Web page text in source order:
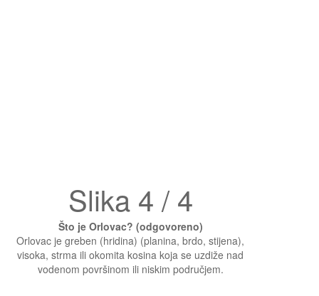
Slika 4 / 4
Što je Orlovac? (odgovoreno)
Orlovac je greben (hridina) (planina, brdo, stijena),
visoka, strma ili okomita kosina koja se uzdiže nad
vodenom površinom ili niskim područjem.